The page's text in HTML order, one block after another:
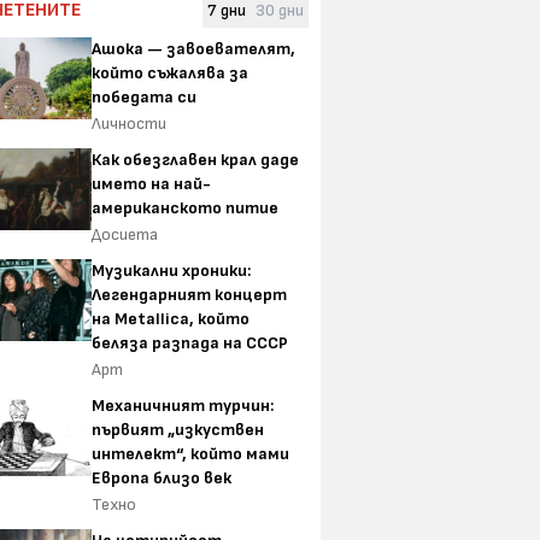
7 дни 30 дни
Ашока — завоевателят,
който съжалява за
победата си
Личности
Как обезглавен крал даде
името на най-
американското питие
Досиета
Музикални хроники:
Легендарният концерт
на Metallica, който
беляза разпада на СССР
Арт
Механичният турчин:
първият „изкуствен
интелект“, който мами
Европа близо век
Техно